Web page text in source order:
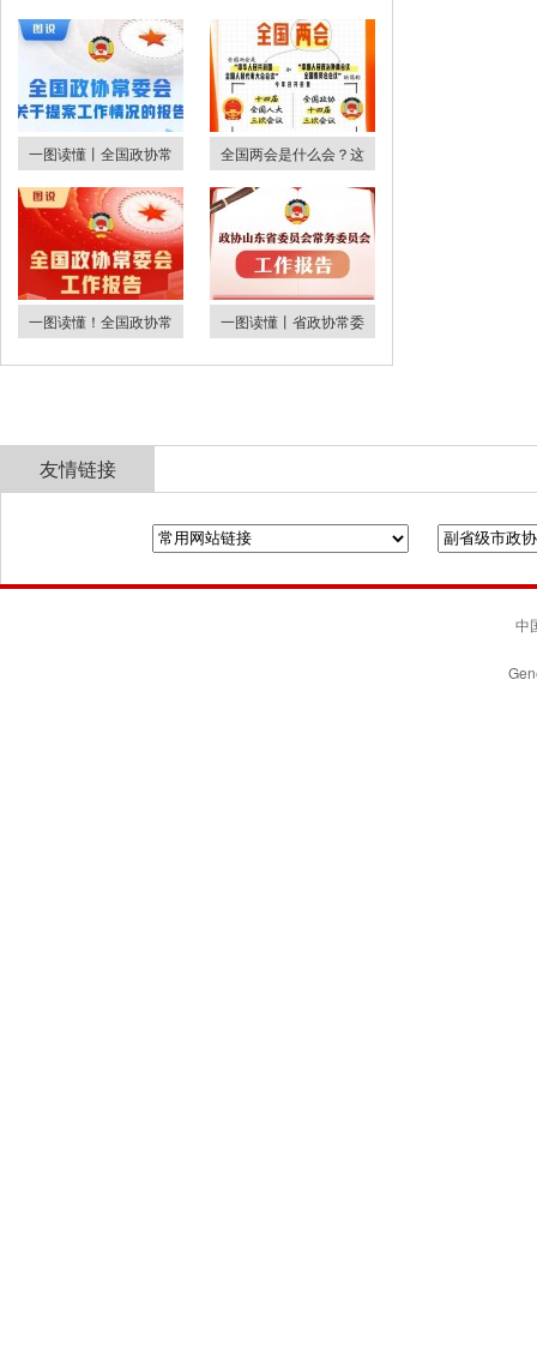
一图读懂丨全国政协常 全国两会是什么会？这
一图读懂！全国政协常 一图读懂丨省政协常委
友情链接
中